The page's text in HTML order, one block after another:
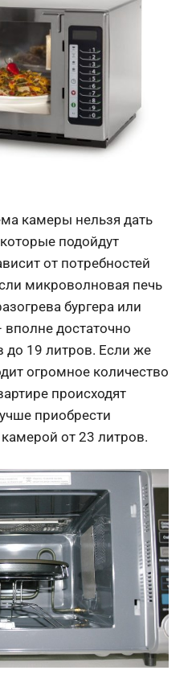
камеры нельзя дать
подойдут
от потребностей
микроволновая печь
бургера или
вполне достаточно
до 19 литров. Если же
огромное количество
происходят
приобрести
от 23 литров.